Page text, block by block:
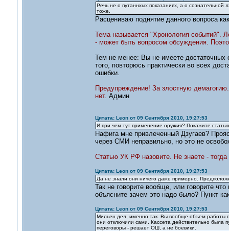
Речь не о путаннхых показаниях, а о
тоже.
Расцениваю поднятие данного вопроса
Тема называется "Хронология событий".
- может быть вопросом обсуждения.
Тем не менее: Вы не имеете достаточных
того, повторюсь практически во всех
ошибки.
Предупреждение! За злостную
нет. Админ
Цитата: Leon от 09 Сентября 2010, 19:27:53
И при чем тут применение оружия? Покажите
Нафига мне привлеченный Дзугаев?
через СМИ неправильно, но это не
Статью УК РФ назовите. Не знаете - тогда
Цитата: Leon от 09 Сентября 2010, 19:27:53
Да не знали они ничего даже примерно.
Так не говорите вообще, или говорите
объясните зачем это надо было? Пункт
Цитата: Leon от 09 Сентября 2010, 19:27:53
Мильен дел, именно так. Вы вообще объем работы
они отключили сами. Кассета действительно была
переговоры - решает ОШ, а не боевики.